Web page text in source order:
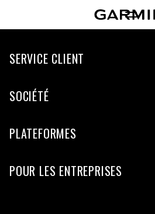
SERVICE CLIENT
SOCIÉTÉ
PLATEFORMES
POUR LES ENTREPRISES